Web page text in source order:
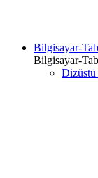
Bilgisayar-
Bilgisayar-